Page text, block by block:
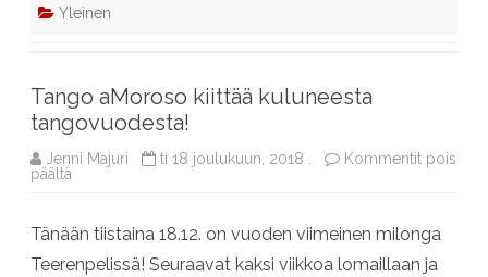
Yleinen
Tango aMoroso kiittää kuluneesta
tangovuodesta!
Jenni Majuri ti 18 joulukuun, 2018 .
Kommentit pois
päältä artikkelissa
kuluneesta
Tänään tiistaina 18.12. on vuoden viimeinen milonga
Teerenpelissä! Seuraavat kaksi viikkoa lomaillaan ja